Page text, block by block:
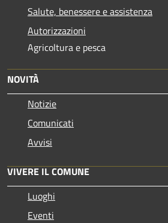
Salute, benessere e assistenza
Autorizzazioni
Agricoltura e pesca
NOVITÀ
Notizie
Comunicati
Avvisi
VIVERE IL COMUNE
Luoghi
Eventi